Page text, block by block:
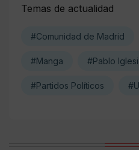
Temas de actualidad
#Comunidad de Madrid
#Manga #Pablo
#Partidos Políticos